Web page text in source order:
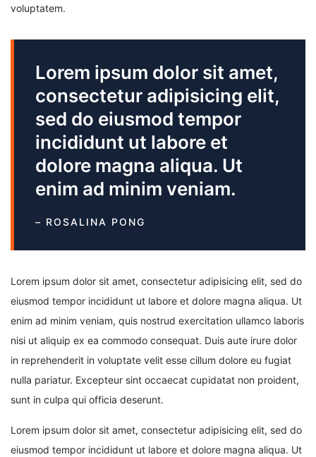
voluptatem.
Lorem ipsum dolor sit amet,
consectetur adipisicing elit,
sed do eiusmod tempor
incididunt ut labore et
dolore magna aliqua. Ut
enim ad minim veniam.
– ROSALINA PONG
Lorem ipsum dolor sit amet, consectetur adipisicing elit, sed do
eiusmod tempor incididunt ut labore et dolore magna aliqua. Ut
enim ad minim veniam, quis nostrud exercitation ullamco laboris
nisi ut aliquip ex ea commodo consequat. Duis aute irure dolor
in reprehenderit in voluptate velit esse cillum dolore eu fugiat
nulla pariatur. Excepteur sint occaecat cupidatat non proident,
sunt in culpa qui officia deserunt.
Lorem ipsum dolor sit amet, consectetur adipisicing elit, sed do
eiusmod tempor incididunt ut labore et dolore magna aliqua. Ut